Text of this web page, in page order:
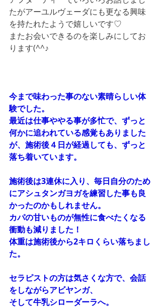
たがアーユルヴェーダにも更なる興味
を持たれたようで嬉しいです♡
またお会いできるのを楽しみにしてお
ります(^^♪
今まで味わった事のない素晴らしい体
験でした。
最近は仕事ややる事が多忙で、ずっと
何かに追われている感覚もありました
が、施術後４日が経過しても、ずっと
落ち着いています。
施術後は3連休に入り、毎日自分のため
にアシュタンガヨガを練習した事も良
かったのかもしれません。
カパの甘いものが無性に食べたくなる
衝動も減りました！
体重は施術後から2キロくらい落ちまし
た。
セラピストの方は気さくな方で、会話
をしながらアビヤンガ、
そして牛乳シローダーラへ。